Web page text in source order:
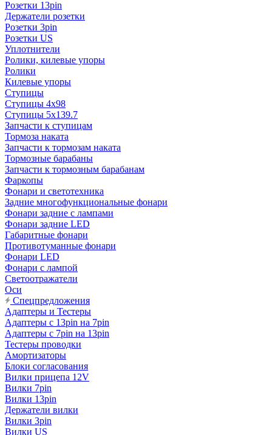
Розетки 13pin
Держатели розетки
Розетки 3pin
Розетки US
Уплотнители
Ролики, килевые упоры
Ролики
Килевые упоры
Ступицы
Ступицы 4x98
Ступицы 5x139.7
Запчасти к ступицам
Тормоза наката
Запчасти к тормозам наката
Тормозные барабаны
Запчасти к тормозным барабанам
Фаркопы
Фонари и светотехника
Задние многофункциональные фонари
Фонари задние с лампами
Фонари задние LED
Габаритные фонари
Противотуманные фонари
Фонари LED
Фонари с лампой
Светоотражатели
Оси
Спецпредложения
Адаптеры и Тестеры
Адаптеры с 13pin на 7pin
Адаптеры с 7pin на 13pin
Тестеры проводки
Амортизаторы
Блоки согласования
Вилки прицепа 12V
Вилки 7pin
Вилки 13pin
Держатели вилки
Вилки 3pin
Вилки US